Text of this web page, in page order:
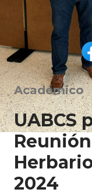
Académico
UABCS
2024